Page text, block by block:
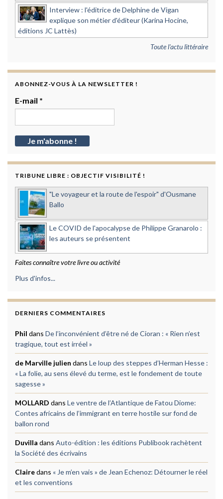
Interview : l'éditrice de Delphine de Vigan
explique son métier d'éditeur (Karina Hocine,
éditions JC Lattès)
Toute l'actu littéraire
ABONNEZ-VOUS À LA NEWSLETTER !
E-mail *
TRIBUNE LIBRE : OBJECTIF VISIBILITÉ !
"Le voyageur et la route de l'espoir" d'Ousmane
Ballo
Le COVID de l'apocalypse de Philippe Granarolo :
les auteurs se présentent
Faites connaître votre livre ou activité
Plus d'infos...
DERNIERS COMMENTAIRES
Phil dans De l’inconvénient d’être né de Cioran : « Rien n’est
tragique, tout est irréel »
de Marville julien dans Le loup des steppes d’Herman Hesse :
« La folie, au sens élevé du terme, est le fondement de toute
sagesse »
MOLLARD dans Le ventre de l’Atlantique de Fatou Diome:
Contes africains de l’immigrant en terre hostile sur fond de
ballon rond
Duvilla dans Auto-édition : les éditions Publibook rachètent
la Société des écrivains
Clairedans « Je m’en vais » de Jean Echenoz: Détourner le réel
et les conventions